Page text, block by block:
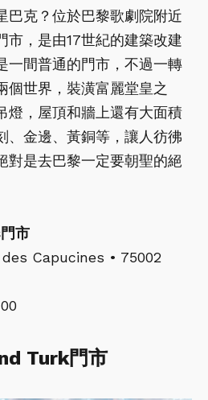
巴克？位於巴黎歌劇院附近
，是由17世紀的建築改建
一間普通的門市，不過一轉
個世界，裝潢富麗堂皇之
燈，屋頂和牆上還有大面積
、金邊、黃銅等，讓人彷彿
對是去巴黎一定要朝聖的絕
市
Capucines • 75002
Turk門市